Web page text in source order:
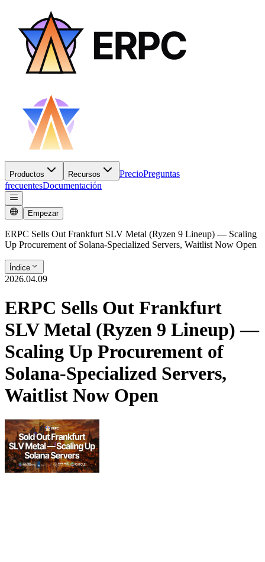
Productos Recursos PrecioPreguntas
frecuentesDocumentación
Empezar
ERPC Sells Out Frankfurt SLV Metal (Ryzen 9 Lineup) — Scaling
Up Procurement of Solana-Specialized Servers, Waitlist Now Open
Índice
2026.04.09
ERPC Sells Out Frankfurt
SLV Metal (Ryzen 9 Lineup) —
Scaling Up Procurement of
Solana-Specialized Servers,
Waitlist Now Open